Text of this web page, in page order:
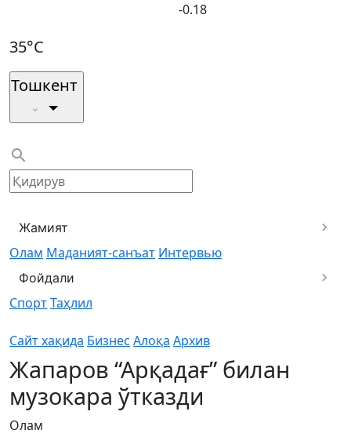
-0.18
35°C
Тошкент
Жамият
Олам Маданият-санъат Интервью
Фойдали
СпортТаҳлил
Сайт хақида Бизнес Алоқа Архив
Жапаров “Арқадағ” билан
музокара ўтказди
Олам